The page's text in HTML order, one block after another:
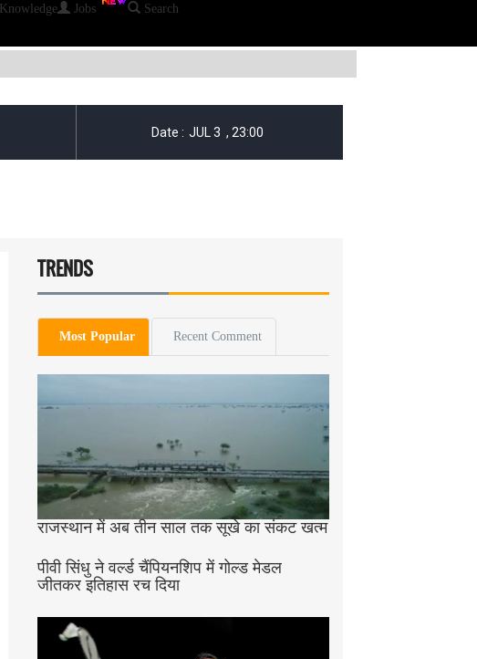
Knowledge Jobs Search
TRENDS
Most Popular Recent Comment
राजस्थान में अब तीन साल तक सूखे का संकट खत्म
पीवी सिंधु ने वर्ल्ड चैंपियनशिप में गोल्ड मेडल
जीतकर इतिहास रच दिया